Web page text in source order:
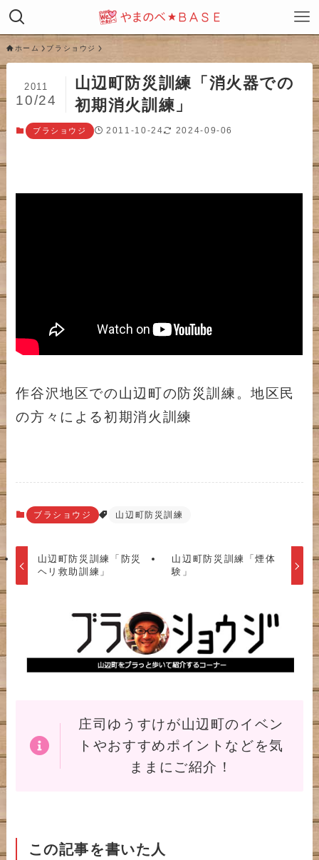
ホーム ブラショウジ
山辺町防災訓練「消火器での
初期消火訓練」
2011
10/24
ブラショウジ 2011-10-24 2024-09-06
作谷沢地区での山辺町の防災訓練。地区民
の方々による初期消火訓練
ブラショウジ 山辺町防災訓練
山辺町防災訓練「防災
ヘリ救助訓練」
山辺町防災訓練「煙体
験」
庄司ゆうすけが山辺町のイベン
トやおすすめポイントなどを気
ままにご紹介！
この記事を書いた人